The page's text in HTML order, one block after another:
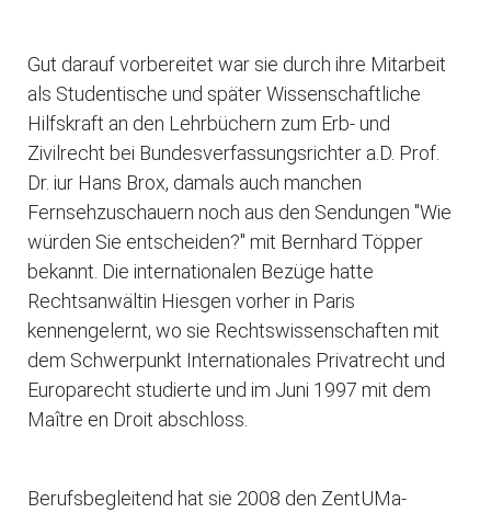
Gut darauf vorbereitet war sie durch ihre Mitarbeit
als Studentische und später Wissenschaftliche
Hilfskraft an den Lehrbüchern zum Erb- und
Zivilrecht bei Bundesverfassungsrichter a.D. Prof.
Dr. iur Hans Brox, damals auch manchen
Fernsehzuschauern noch aus den Sendungen "Wie
würden Sie entscheiden?" mit Bernhard Töpper
bekannt. Die internationalen Bezüge hatte
Rechtsanwältin Hiesgen vorher in Paris
kennengelernt, wo sie Rechtswissenschaften mit
dem Schwerpunkt Internationales Privatrecht und
Europarecht studierte und im Juni 1997 mit dem
Maître en Droit abschloss.
Berufsbegleitend hat sie 2008 den ZentUMa-